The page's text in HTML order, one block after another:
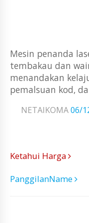
Mesin penanda
tembakau dan
menandakan
pemalsuan kod,
NETAIKOMA06/
Ketahui Harga
PanggilanName